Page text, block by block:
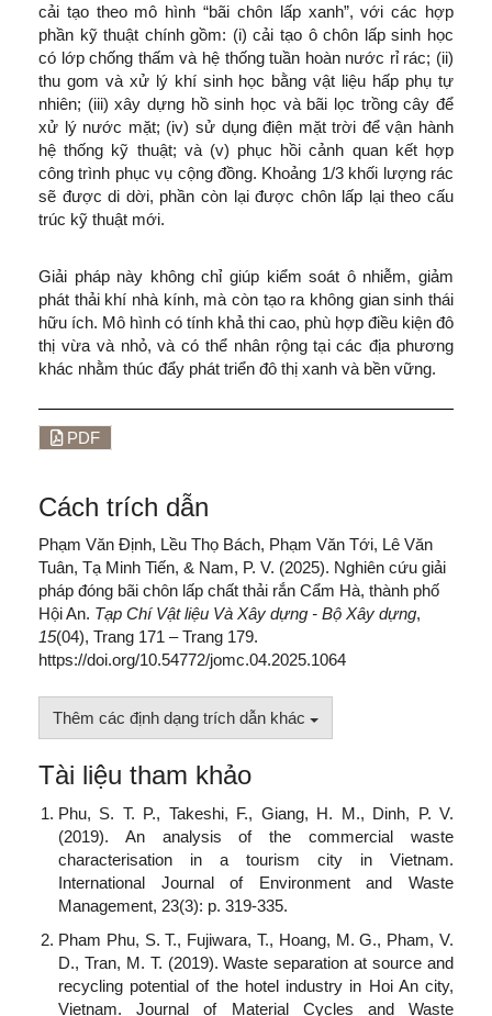
cải tạo theo mô hình “bãi chôn lấp xanh”, với các hợp
phần kỹ thuật chính gồm: (i) cải tạo ô chôn lấp sinh học
có lớp chống thấm và hệ thống tuần hoàn nước rỉ rác; (ii)
thu gom và xử lý khí sinh học bằng vật liệu hấp phụ tự
nhiên; (iii) xây dựng hồ sinh học và bãi lọc trồng cây để
xử lý nước mặt; (iv) sử dụng điện mặt trời để vận hành
hệ thống kỹ thuật; và (v) phục hồi cảnh quan kết hợp
công trình phục vụ cộng đồng. Khoảng 1/3 khối lượng rác
sẽ được di dời, phần còn lại được chôn lấp lại theo cấu
trúc kỹ thuật mới.
Giải pháp này không chỉ giúp kiểm soát ô nhiễm, giảm
phát thải khí nhà kính, mà còn tạo ra không gian sinh thái
hữu ích. Mô hình có tính khả thi cao, phù hợp điều kiện đô
thị vừa và nhỏ, và có thể nhân rộng tại các địa phương
khác nhằm thúc đẩy phát triển đô thị xanh và bền vững.
PDF
Cách trích dẫn
Phạm Văn Định, Lều Thọ Bách, Phạm Văn Tới, Lê Văn
Tuân, Tạ Minh Tiến, & Nam, P. V. (2025). Nghiên cứu giải
pháp đóng bãi chôn lấp chất thải rắn Cẩm Hà, thành phố
Hội An. Tạp Chí Vật liệu Và Xây dựng - Bộ Xây dựng,
15(04), Trang 171 – Trang 179.
https://doi.org/10.54772/jomc.04.2025.1064
Thêm các định dạng trích dẫn khác
Tài liệu tham khảo
Phu, S. T. P., Takeshi, F., Giang, H. M., Dinh, P. V.
(2019). An analysis of the commercial waste
characterisation in a tourism city in Vietnam.
International Journal of Environment and Waste
Management, 23(3): p. 319-335.
Pham Phu, S. T., Fujiwara, T., Hoang, M. G., Pham, V.
D., Tran, M. T. (2019). Waste separation at source and
recycling potential of the hotel industry in Hoi An city,
Vietnam. Journal of Material Cycles and Waste